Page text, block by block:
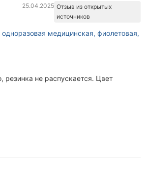
25.04.2025 Отзыв из открытых
источников
медицинская, фиолетовая,
не распускается. Цвет